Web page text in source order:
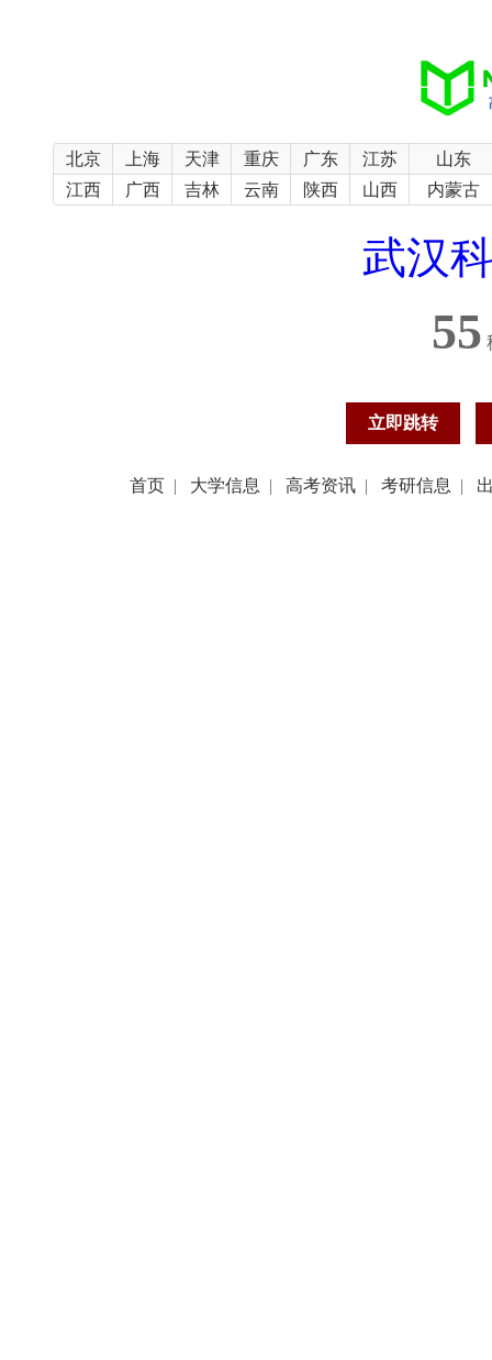
北京 上海 天津 重庆 广东 江苏
山东
江西
广西 吉林 云南 陕西 山西 内蒙古
武汉
54
立即跳转
首页 | 大学信息 | 高考资讯 | 考研信息 |